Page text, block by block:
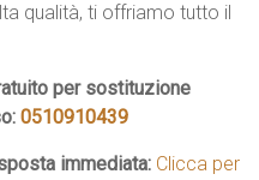
qualità, ti offriamo tutto il
per sostituzione
0510910439
immediata: Clicca per